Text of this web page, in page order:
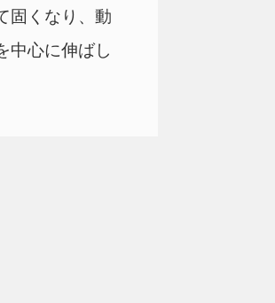
固くなり、動
中心に伸ばし